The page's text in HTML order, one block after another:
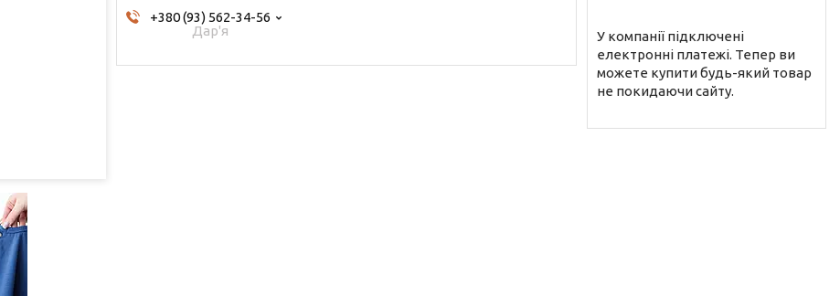
+380 (93) 562-34-56
Дар'я
У компанії підключені
електронні платежі. Тепер ви
можете купити будь-який товар
не покидаючи сайту.